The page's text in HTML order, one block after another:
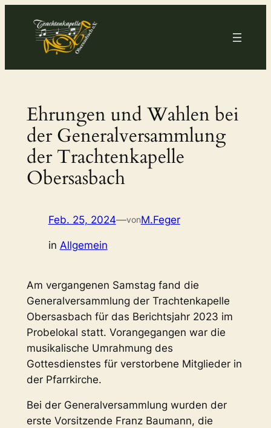
springen
Ehrungen und Wahlen bei
der Generalversammlung
der Trachtenkapelle
Obersasbach
Feb. 25, 2024—vonM.Feger
in Allgemein
Am vergangenen Samstag fand die
Generalversammlung der Trachtenkapelle
Obersasbach für das Berichtsjahr 2023 im
Probelokal statt. Vorangegangen war die
musikalische Umrahmung des
Gottesdienstes für verstorbene Mitglieder in
der Pfarrkirche.
Bei der Generalversammlung wurden der
erste Vorsitzende Franz Baumann, die